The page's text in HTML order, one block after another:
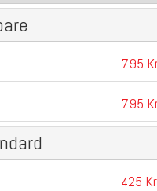
795
795
425 Kr